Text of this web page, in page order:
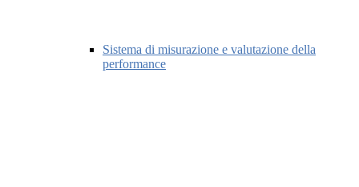
Sistema di misurazione e valutazione della
performance